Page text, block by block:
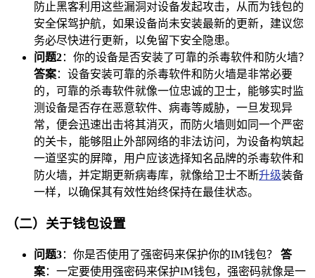
防止黑客利用这些漏洞对设备发起攻击，从而为钱包的
安全保驾护航，如果设备尚未安装最新的更新，建议您
务必尽快进行更新，以免留下安全隐患。
问题2：你的设备是否安装了可靠的杀毒软件和防火墙？
答案：设备安装可靠的杀毒软件和防火墙是非常必要
的，可靠的杀毒软件就像一位忠诚的卫士，能够实时监
测设备是否存在恶意软件、病毒等威胁，一旦发现异
常，便会迅速出击将其消灭，而防火墙则如同一个严密
的关卡，能够阻止外部网络的非法访问，为设备构筑起
一道坚实的屏障，用户应该选择知名品牌的杀毒软件和
防火墙，并定期更新病毒库，就像给卫士不断升级装备
一样，以确保其有效性始终保持在最佳状态。
（二）关于钱包设置
问题3：你是否使用了强密码来保护你的IM钱包？ 答
案：一定要使用强密码来保护IM钱包，强密码就像是一